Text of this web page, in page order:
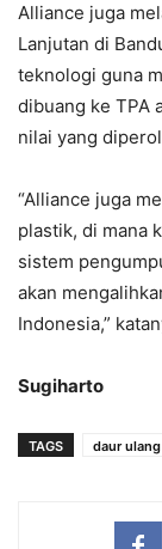
Alliance juga
Lanjutan di
teknologi guna
dibuang ke TPA
nilai yang
“Alliance juga
plastik, di mana
sistem
akan
Indonesia,”
Sugiharto
TAGS daur ulang